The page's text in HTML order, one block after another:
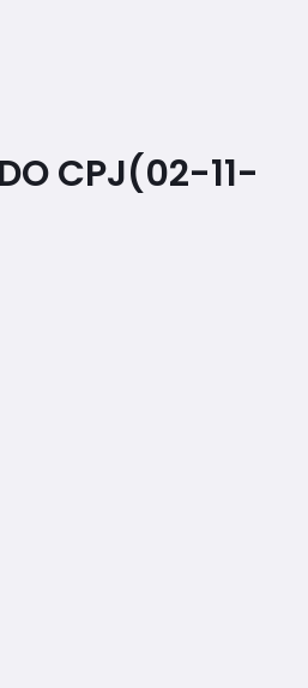
CPJ(02-11-